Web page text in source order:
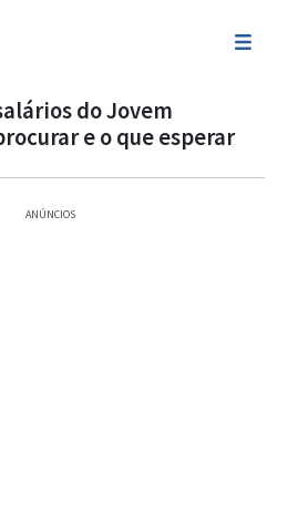
do Jovem
e o que esperar
ANÚNCIOS